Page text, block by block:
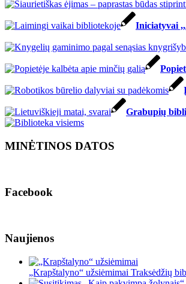
Iniciatyvai
Grabupių
MINĖTINOS DATOS
Facebook
Naujienos
„Krapštalyno“ užsiėmimai Traksėdžių